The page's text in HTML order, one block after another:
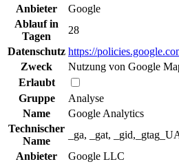
Anbieter
Google
Ablauf in
Tagen
28
Datenschutz https://
Zweck
Nutzung von Google
Erlaubt
Gruppe
Analyse
Name
Google Analytics
Technischer
Name
_ga, _gat,
Anbieter
Google LLC